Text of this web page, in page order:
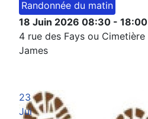
Randonnée du matin
18 Juin 2026 08:30 - 18:00
4 rue des Fays ou Cimetière
James
23
Jui